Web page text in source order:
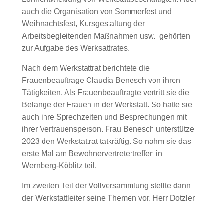
auch die Organisation von Sommerfest und
Weihnachtsfest, Kursgestaltung der
Arbeitsbegleitenden Maßnahmen usw. gehörten
zur Aufgabe des Werksattrates.
Nach dem Werkstattrat berichtete die
Frauenbeauftrage Claudia Benesch von ihren
Tätigkeiten. Als Frauenbeauftragte vertritt sie die
Belange der Frauen in der Werkstatt. So hatte sie
auch ihre Sprechzeiten und Besprechungen mit
ihrer Vertrauensperson. Frau Benesch unterstütze
2023 den Werkstattrat tatkräftig. So nahm sie das
erste Mal am Bewohnervertretertreffen in
Wernberg-Köblitz teil.
Im zweiten Teil der Vollversammlung stellte dann
der Werkstattleiter seine Themen vor. Herr Dotzler